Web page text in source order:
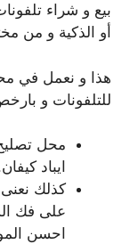
بيع و شراء
أو الذكية و من
هذا و نعمل في
للتلفونات و
محل
ايباد
كذلك
على فك
احسن